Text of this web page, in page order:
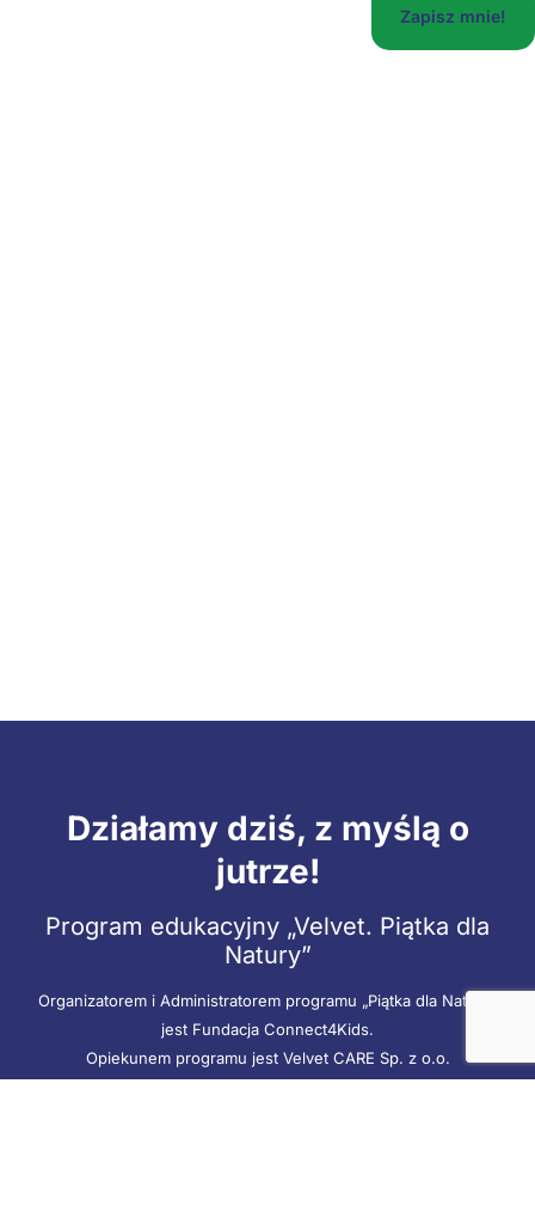
Działamy dziś, z myślą o
jutrze!
Program edukacyjny „Velvet. Piątka dla
Natury”
Organizatorem i Administratorem programu „Piątka dla Natury”
jest Fundacja Connect4Kids.
Opiekunem programu jest Velvet CARE Sp. z o.o.